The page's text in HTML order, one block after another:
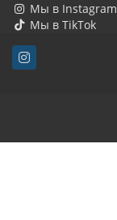
Мы в Instagram
Мы в TikTok